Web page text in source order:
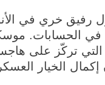
يقول رفيق خري في
في
التي تركّز على
الخيار